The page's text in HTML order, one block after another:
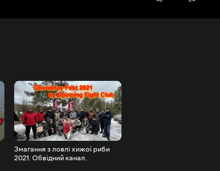
Змагання з ловлі хижої риби
2021. Обвідний канал.